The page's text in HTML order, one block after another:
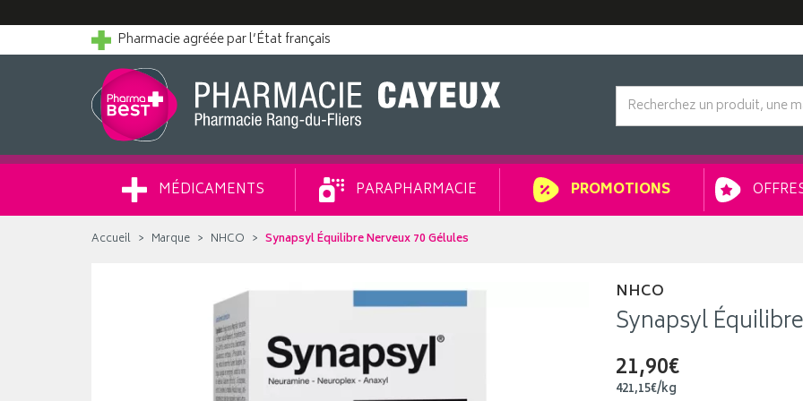
Pharmacie agréée par l’État français
MÉDICAMENTS PARAPHARMACIE PROMOTIONS
Accueil Marque NHCO Synapsyl Équilibre Nerveux 70 Gélules
NHCO
Synapsyl
21,90€
421,15€/kg